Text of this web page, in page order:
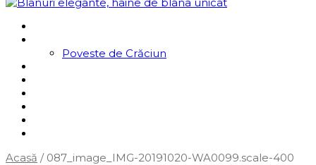
Poveste de Crăciun
Acasă / 087_image_IMG-20191020-WA0099.scale-400